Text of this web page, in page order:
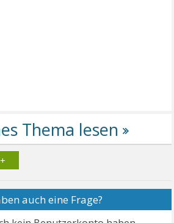
auch eine Frage?